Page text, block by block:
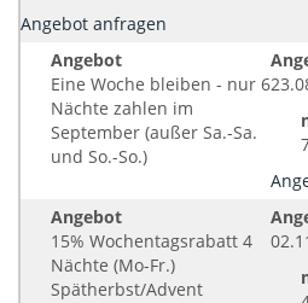
Angebot anfragen
Angebot
Eine Woche bleiben - nur 6
Nächte zahlen im
September (außer Sa.-Sa.
und So.-So.)
Angebot
15% Wochentagsrabatt 4
Nächte (Mo-Fr.)
Spätherbst/Advent